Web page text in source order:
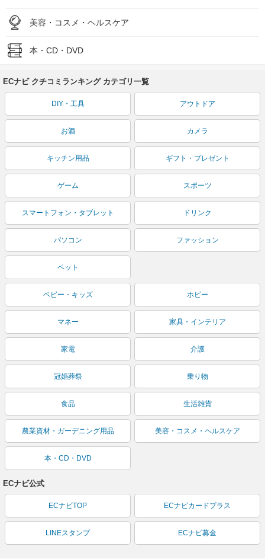
美容・コスメ・ヘルスケア
本・CD・DVD
ECナビ クチコミランキング カテゴリ一覧
DIY・工具 アウトドア
お酒 カメラ
キッチン用品 ギフト・プレゼント
ゲーム スポーツ
スマートフォン・タブレット ドリンク
パソコン ファッション
ペット
ベビー・キッズ ホビー
マネー 家具・インテリア
家電 介護
冠婚葬祭 乗り物
食品 生活雑貨
農業資材・ガーデニング用品 美容・コスメ・ヘルスケア
本・CD・DVD
ECナビ公式
ECナビTOP ECナビカードプラス
LINEスタンプ ECナビ募金